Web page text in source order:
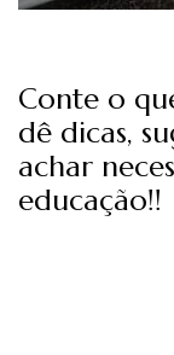
Conte o
dê dicas,
achar
educação!!